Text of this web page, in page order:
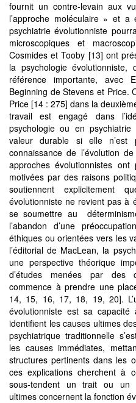
fournit un contre-levain aux
l’approche moléculaire » et
psychiatrie évolutionniste
microscopiques et
Cosmides et Tooby [13] ont
la psychologie
référence importante, avec
Beginning de Stevens et Price.
Price [14 : 275] dans la
travail est engagé dans
psychologie ou en
valeur durable si elle n’est
connaissance de l’évolution
approches évolutionnistes
motivées par des raisons
soutiennent explicitement
évolutionniste ne revient pas à
se soumettre au
l’abandon d’une
éthiques ou orientées vers les
l’éditorial de MacLean, la
une perspective théorique
d’études menées par des
commence à prendre une
14, 15, 16, 17, 18, 19, 20].
évolutionniste est sa
identifient les causes ultimes
psychiatrique traditionnelle
les causes immédiates,
structures pertinents dans les
ces explications cherchent à
sous-tendent un trait ou un
ultimes concernent la fonction